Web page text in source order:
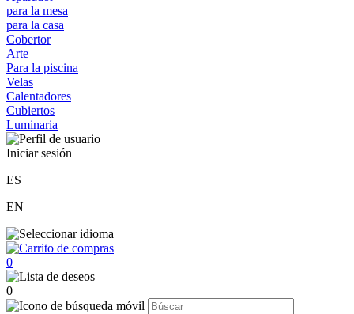
para la mesa
para la casa
Cobertor
Arte
Para la piscina
Velas
Calentadores
Cubiertos
Luminaria
Iniciar sesión
ES
EN
0
0